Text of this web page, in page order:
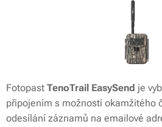
Fotopast TenoTrail EasySend je
připojením s možností okamžitého
odesílání záznamů na emailové